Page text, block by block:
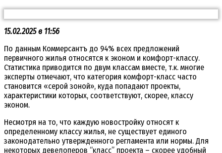
15.02.2025 в 11:56
По данным Коммерсантъ до 94% всех предложений
первичного жилья относятся к эконом и комфорт-классу.
Статистика приводится по двум классам вместе, т.к. многие
эксперты отмечают, что категория комфорт-класс часто
становится «серой зоной», куда попадают проекты,
характеристики которых, соответствуют, скорее, классу
эконом.
Несмотря на то, что каждую новостройку относят к
определенному классу жилья, не существует единого
законодательно утвержденного регламента или нормы. Для
некоторых девелоперов “класс” проекта – скорее удобный